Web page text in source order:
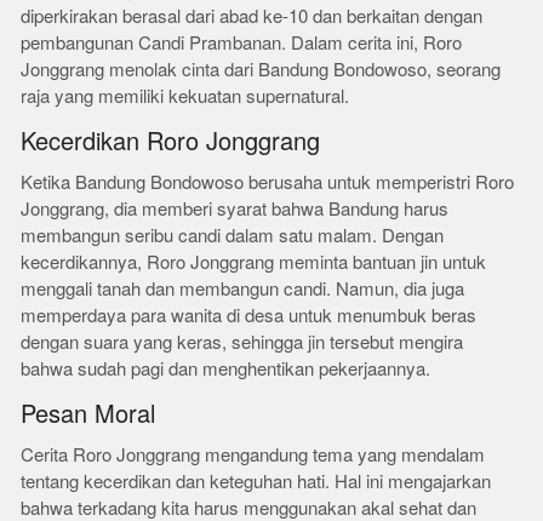
diperkirakan berasal dari abad ke-10 dan berkaitan dengan
pembangunan Candi Prambanan. Dalam cerita ini, Roro
Jonggrang menolak cinta dari Bandung Bondowoso, seorang
raja yang memiliki kekuatan supernatural.
Kecerdikan Roro Jonggrang
Ketika Bandung Bondowoso berusaha untuk memperistri Roro
Jonggrang, dia memberi syarat bahwa Bandung harus
membangun seribu candi dalam satu malam. Dengan
kecerdikannya, Roro Jonggrang meminta bantuan jin untuk
menggali tanah dan membangun candi. Namun, dia juga
memperdaya para wanita di desa untuk menumbuk beras
dengan suara yang keras, sehingga jin tersebut mengira
bahwa sudah pagi dan menghentikan pekerjaannya.
Pesan Moral
Cerita Roro Jonggrang mengandung tema yang mendalam
tentang kecerdikan dan keteguhan hati. Hal ini mengajarkan
bahwa terkadang kita harus menggunakan akal sehat dan